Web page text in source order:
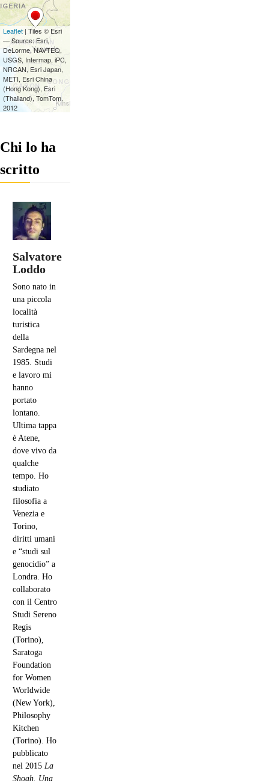
Chi lo ha
scritto
Salvatore
Loddo
Sono nato in
una piccola
località
turistica
della
Sardegna nel
1985. Studi
e lavoro mi
hanno
portato
lontano.
Ultima tappa
è Atene,
dove vivo da
qualche
tempo. Ho
studiato
filosofia a
Venezia e
Torino,
diritti umani
e “studi sul
genocidio” a
Londra. Ho
collaborato
con il Centro
Studi Sereno
Regis
(Torino),
Saratoga
Foundation
for Women
Worldwide
(New York),
Philosophy
Kitchen
(Torino). Ho
pubblicato
nel 2015 La
Shoah. Una